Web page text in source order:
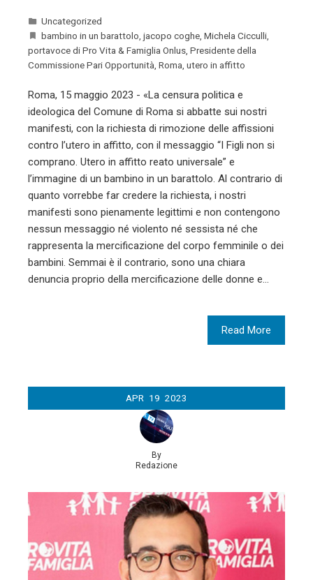
Uncategorized
bambino in un barattolo, jacopo coghe, Michela Cicculli,
portavoce di Pro Vita & Famiglia Onlus, Presidente della
Commissione Pari Opportunità, Roma, utero in affitto
Roma, 15 maggio 2023 - «La censura politica e
ideologica del Comune di Roma si abbatte sui nostri
manifesti, con la richiesta di rimozione delle affissioni
contro l’utero in affitto, con il messaggio “I Figli non si
comprano. Utero in affitto reato universale” e
l’immagine di un bambino in un barattolo. Al contrario di
quanto vorrebbe far credere la richiesta, i nostri
manifesti sono pienamente legittimi e non contengono
nessun messaggio né violento né sessista né che
rappresenta la mercificazione del corpo femminile o dei
bambini. Semmai è il contrario, sono una chiara
denuncia proprio della mercificazione delle donne e…
Read More
APR 19 2023
By
Redazione